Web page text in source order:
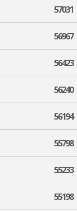
57031
56967
56423
56240
56194
55798
55233
55198